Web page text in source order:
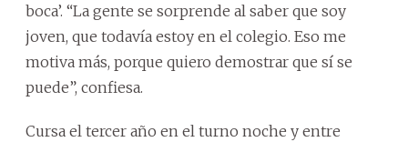
boca’. “La gente se sorprende al saber que soy
joven, que todavía estoy en el colegio. Eso me
motiva más, porque quiero demostrar que sí se
puede”, confiesa.
Cursa el tercer año en el turno noche y entre